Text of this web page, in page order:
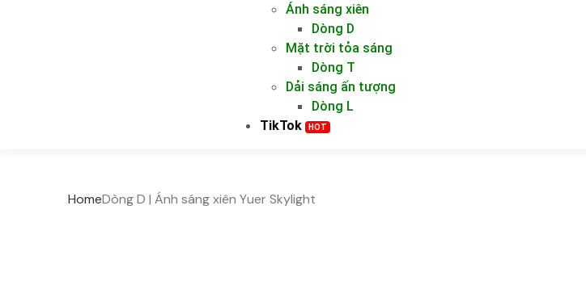
Ánh sáng xiên
Dòng D
Mặt trời tỏa sáng
Dòng T
Dải sáng ấn tượng
Dòng L
TikTok
HOT
HomeDòng D | Ánh sáng xiên Yuer Skylight